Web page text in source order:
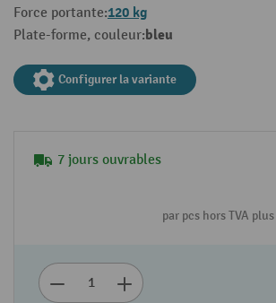
Force portante:120 kg
Plate-forme, couleur:bleu
Configurer la variante
7 jours ouvrables
par pcs hors TVA plus